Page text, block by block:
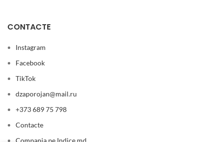
CONTACTE
Instagram
Facebook
TikTok
dzaporojan@mail.ru
+373 689 75 798
Contacte
Buchet de